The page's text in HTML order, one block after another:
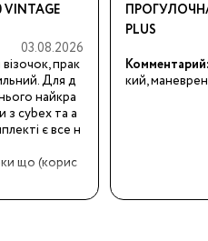
03.08.2026
прак
Для д
найкра
з cybex та a
є все н
що (корис
PLUS
кий,